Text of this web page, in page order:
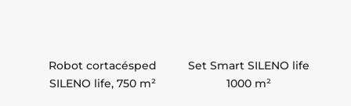
Robot cortacésped
SILENO life, 750 m²
Set Smart SILENO life
1000 m²